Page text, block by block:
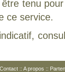
tenu
ce service.
Contact :: A propos ::